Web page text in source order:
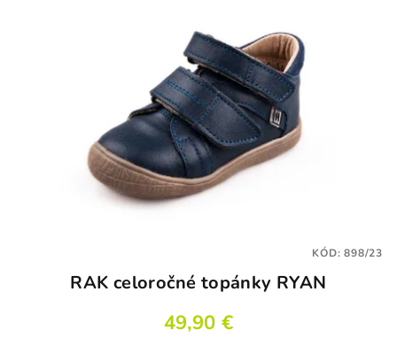
RAK celoročné topánky RYAN
49,90 €
KÓD:898/23